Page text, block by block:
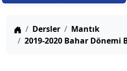
Anasayfa
Dersler
Mantık
2019-2020 Bahar Dönemi